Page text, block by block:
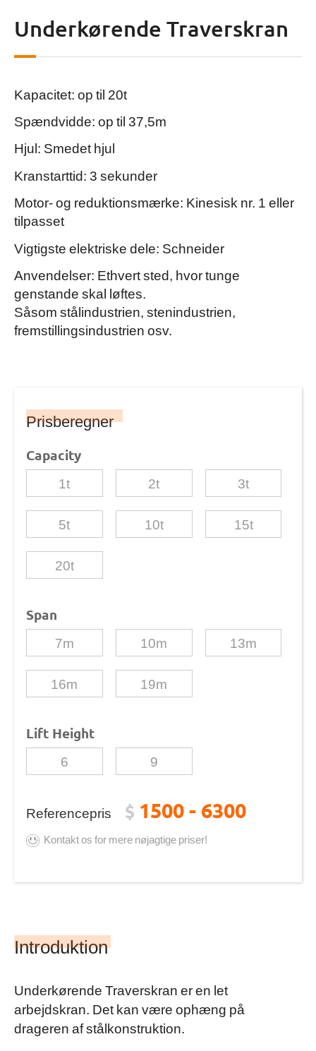
Underkørende Traverskran
Kapacitet: op til 20t
Spændvidde: op til 37,5m
Hjul: Smedet hjul
Kranstarttid: 3 sekunder
Motor- og reduktionsmærke: Kinesisk nr. 1 eller
tilpasset
Vigtigste elektriske dele: Schneider
Anvendelser: Ethvert sted, hvor tunge
genstande skal løftes.
Såsom stålindustrien, stenindustrien,
fremstillingsindustrien osv.
Prisberegner
Capacity
1t 2t 3t
5t 10t 15t
20t
Span
7m 10m 13m
16m 19m
Lift Height
6 9
Referencepris $ 1500 - 6300
Kontakt os for mere nøjagtige priser!
Introduktion
Underkørende Traverskran er en let
arbejdskran. Det kan være ophæng på
drageren af stålkonstruktion.